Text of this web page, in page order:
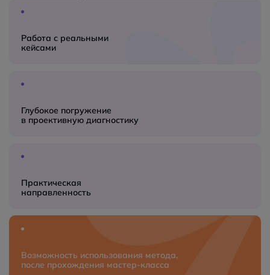
Работа с реальными
кейсами
Глубокое погружение
в проективную диагностику
Практическая
направленность
Возможность использования метода,
после прохождения мастер‑класса